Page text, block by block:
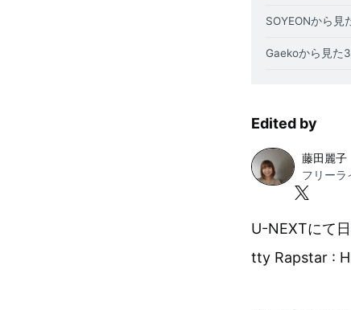
SOYEONから
Gaekoから見た
Edited by
藤田麗子
フリーラ
U-NEXTにて
tty Rapstar :